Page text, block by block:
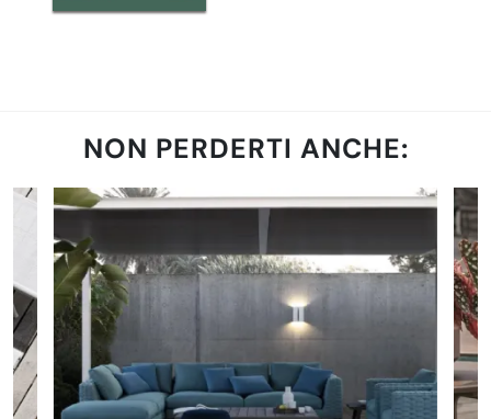
NON PERDERTI ANCHE: